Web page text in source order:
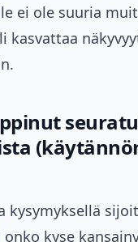
ei ole suuria
kasvattaa
kysymyksellä
kyse